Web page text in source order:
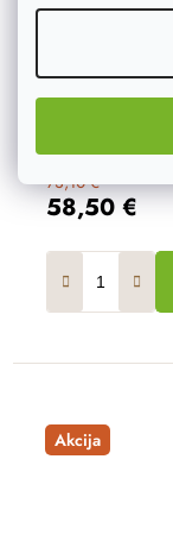
58,50 €
73,10 €
Akcija